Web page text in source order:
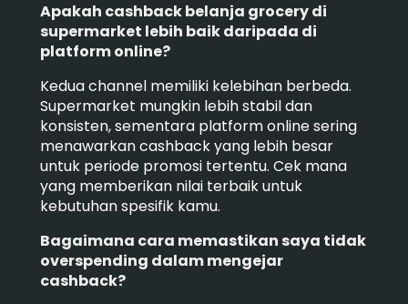
Apakah cashback belanja grocery di
supermarket lebih baik daripada di
platform online?
Kedua channel memiliki kelebihan berbeda.
Supermarket mungkin lebih stabil dan
konsisten, sementara platform online sering
menawarkan cashback yang lebih besar
untuk periode promosi tertentu. Cek mana
yang memberikan nilai terbaik untuk
kebutuhan spesifik kamu.
Bagaimana cara memastikan saya tidak
overspending dalam mengejar
cashback?